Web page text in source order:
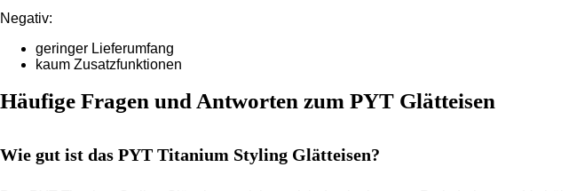
Negativ:
geringer Lieferumfang
kaum Zusatzfunktionen
Häufige Fragen und Antworten zum PYT Glätteisen
Wie gut ist das PYT Titanium Styling Glätteisen?